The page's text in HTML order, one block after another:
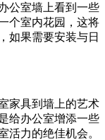
公室墙上看到一些
个室内花园，这将
如果需要安装与日
家具到墙上的艺术
给办公室增添一些
活力的绝佳机会。